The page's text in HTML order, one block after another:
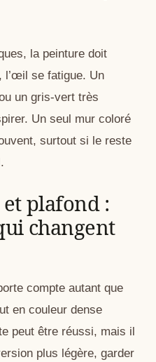
la peinture doit
l’œil se fatigue. Un
un gris-vert très
Un seul mur coloré
surtout si le reste
plafond :
changent
compte autant que
en couleur dense
peut être réussi, mais il
plus légère, garder